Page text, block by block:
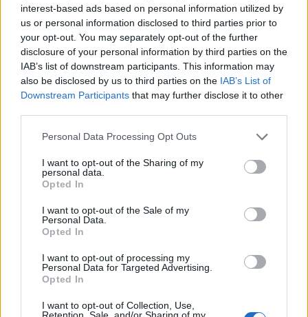
interest-based ads based on personal information utilized by
us or personal information disclosed to third parties prior to
your opt-out. You may separately opt-out of the further
disclosure of your personal information by third parties on the
IAB’s list of downstream participants. This information may
also be disclosed by us to third parties on the IAB’s List of
Downstream Participants that may further disclose it to other
Please note that this website/app uses one or more Google
not limited to your visit or usage behaviour. You may click to
grant or deny consent to Google and its third-party tags to
use your data for below specified purposes in below Google
consent section.
Personal Data Processing Opt Outs
I want to opt-out of the Sharing of my
personal data.
Opted In
I want to opt-out of the Sale of my
Personal Data.
Opted In
I want to opt-out of processing my
Personal Data for Targeted Advertising.
Opted In
I want to opt-out of Collection, Use,
Retention, Sale, and/or Sharing of my
Aggius conquista la classifica delle mete più
amate dell’estate 2026
NECROLOGIE
Mario Malu